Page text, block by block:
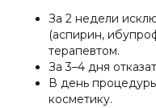
За 2 недели
(аспирин,
терапевтом.
За 3–4 дня
В день
косметику.